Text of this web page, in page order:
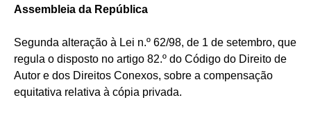
Assembleia da República
Segunda alteração à Lei n.º 62/98, de 1 de setembro, que
regula o disposto no artigo 82.º do Código do Direito de
Autor e dos Direitos Conexos, sobre a compensação
equitativa relativa à cópia privada.